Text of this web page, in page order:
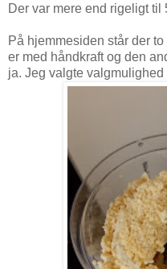
Der var mere end rigeligt
På hjemmesiden står der
er med håndkraft og den
ja. Jeg valgte valgmulighed